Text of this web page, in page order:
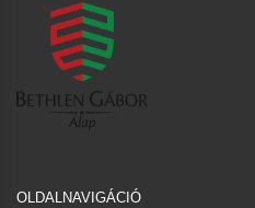
OLDALNAVIGÁCIÓ